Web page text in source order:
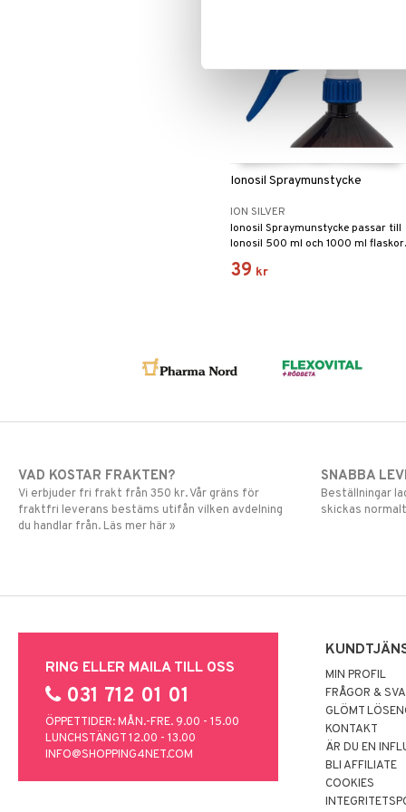
Ionosil Spraymunstycke
ION SILVER
Ionosil Spraymunstycke passar till
Ionosil 500 ml och 1000 ml flaskor.
39 kr
VAD KOSTAR FRAKTEN?
Vi erbjuder fri frakt från 350 kr. Vår gräns för
fraktfri leverans bestäms utifån vilken avdelning
du handlar från. Läs mer här »
SNABBA
Beställningar
skickas
RING ELLER MAILA TILL OSS
031 712 01 01
ÖPPETTIDER: MÅN.-FRE. 9.00 - 15.00
LUNCHSTÄNGT 12.00 - 13.00
INFO@SHOPPING4NET.COM
MIN PROFIL
FRÅGOR &
GLÖMT
KONTAKT
ÄR DU EN
BLI AFFILIATE
COOKIES